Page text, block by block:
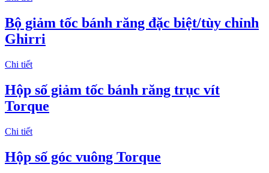
Bộ giảm tốc bánh răng đặc biệt/tùy chỉnh
Ghirri
Chi tiết
Hộp số giảm tốc bánh răng trục vít
Torque
Chi tiết
Hộp số góc vuông Torque